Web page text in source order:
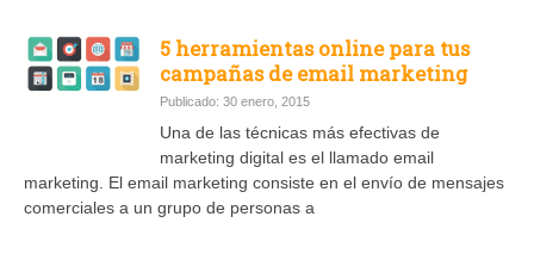
5 herramientas online para tus
campañas de email marketing
Publicado: 30 enero, 2015
Una de las técnicas más efectivas de
marketing digital es el llamado email
marketing. El email marketing consiste en el envío de mensajes
comerciales a un grupo de personas a